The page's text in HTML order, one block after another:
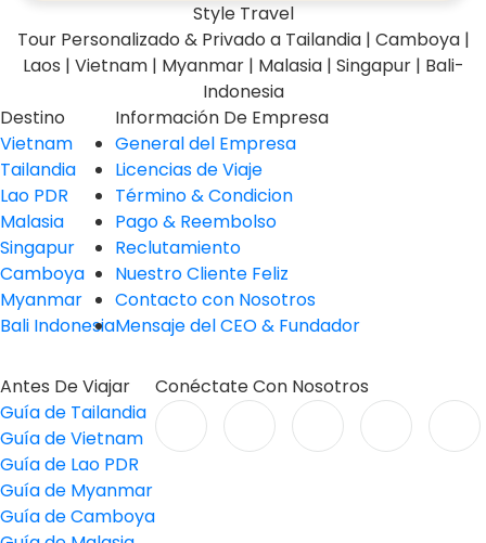
Style Travel
Tour Personalizado & Privado a Tailandia | Camboya |
Laos | Vietnam | Myanmar | Malasia | Singapur | Bali-
Indonesia
Destino
Vietnam
Tailandia
Lao PDR
Malasia
Singapur
Camboya
Myanmar
Bali Indonesia
Información De Empresa
General del Empresa
Licencias de Viaje
Término & Condicion
Pago & Reembolso
Reclutamiento
Nuestro Cliente Feliz
Contacto con Nosotros
Mensaje del CEO & Fundador
Antes De Viajar
Guía de Tailandia
Guía de Vietnam
Guía de Lao PDR
Guía de Myanmar
Guía de Camboya
Conéctate Con Nosotros